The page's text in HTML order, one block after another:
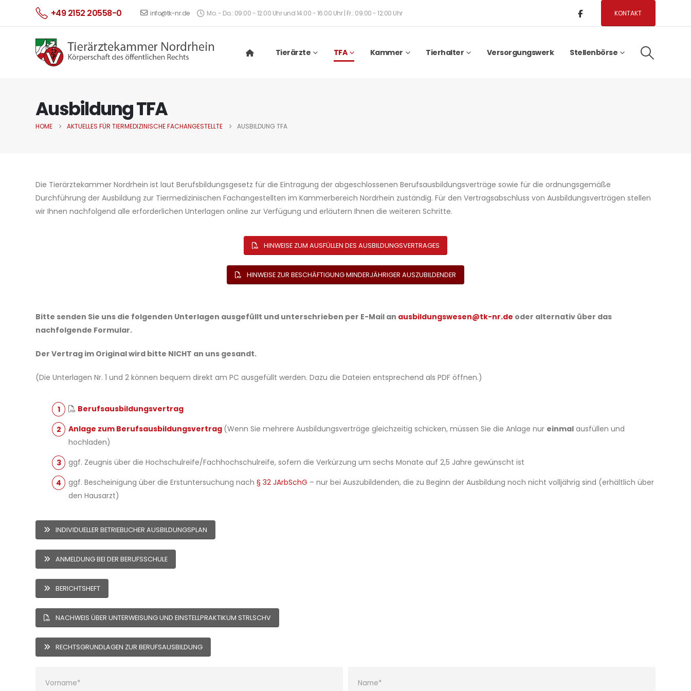
+49 2152 20558-0 info@tk-nr.de Mo. - Do.: 09:00 - 12:00 Uhr und 14:00 - 16:00 Uhr | Fr.: 09:00 - 12:00 Uhr KONTAKT
Tierärzte TFA Kammer Tierhalter Versorgungswerk Stellenbörse
Ausbildung TFA
HOME AKTUELLES FÜR TIERMEDIZINISCHE FACHANGESTELLTE AUSBILDUNG TFA
Die Tierärztekammer Nordrhein ist laut Berufsbildungsgesetz für die Eintragung der abgeschlossenen Berufsausbildungsverträge sowie für die ordnungsgemäße
Durchführung der Ausbildung zur Tiermedizinischen Fachangestellten im Kammerbereich Nordrhein zuständig. Für den Vertragsabschluss von Ausbildungsverträgen stellen
wir Ihnen nachfolgend alle erforderlichen Unterlagen online zur Verfügung und erläutern Ihnen die weiteren Schritte.
HINWEISE ZUM AUSFÜLLEN DES AUSBILDUNGSVERTRAGES
HINWEISE ZUR BESCHÄFTIGUNG MINDERJÄHRIGER AUSZUBILDENDER
Bitte senden Sie uns die folgenden Unterlagen ausgefüllt und unterschrieben per E-Mail an ausbildungswesen@tk-nr.de oder alternativ über das
nachfolgende Formular.
Der Vertrag im Original wird bitte NICHT an uns gesandt.
(Die Unterlagen Nr. 1 und 2 können bequem direkt am PC ausgefüllt werden. Dazu die Dateien entsprechend als PDF öffnen.)
Berufsausbildungsvertrag
Anlage zum Berufsausbildungsvertrag (Wenn Sie mehrere Ausbildungsverträge gleichzeitig schicken, müssen Sie die Anlage nur einmal ausfüllen und
hochladen)
ggf. Zeugnis über die Hochschulreife/Fachhochschulreife, sofern die Verkürzung um sechs Monate auf 2,5 Jahre gewünscht ist
ggf. Bescheinigung über die Erstuntersuchung nach § 32 JArbSchG – nur bei Auszubildenden, die zu Beginn der Ausbildung noch nicht volljährig sind (erhältlich über
den Hausarzt)
INDIVIDUELLER BETRIEBLICHER AUSBILDUNGSPLAN
ANMELDUNG BEI DER BERUFSSCHULE
BERICHTSHEFT
NACHWEIS ÜBER UNTERWEISUNG UND EINSTELLPRAKTIKUM STRLSCHV
RECHTSGRUNDLAGEN ZUR BERUFSAUSBILDUNG